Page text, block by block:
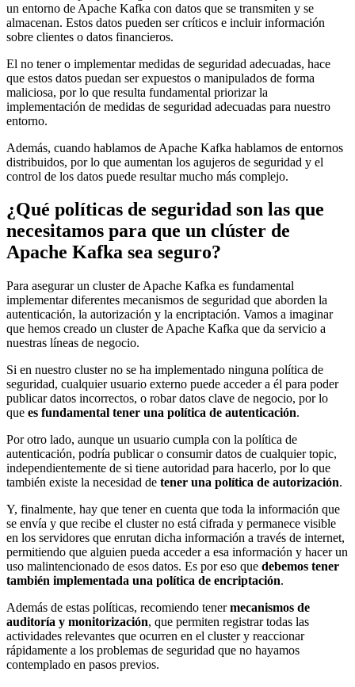
un entorno de Apache Kafka con datos que se transmiten y se
almacenan. Estos datos pueden ser críticos e incluir información
sobre clientes o datos financieros.
El no tener o implementar medidas de seguridad adecuadas, hace
que estos datos puedan ser expuestos o manipulados de forma
maliciosa, por lo que resulta fundamental priorizar la
implementación de medidas de seguridad adecuadas para nuestro
entorno.
Además, cuando hablamos de Apache Kafka hablamos de entornos
distribuidos, por lo que aumentan los agujeros de seguridad y el
control de los datos puede resultar mucho más complejo.
¿Qué políticas de seguridad son las que
necesitamos para que un clúster de
Apache Kafka sea seguro?
Para asegurar un cluster de Apache Kafka es fundamental
implementar diferentes mecanismos de seguridad que aborden la
autenticación, la autorización y la encriptación. Vamos a imaginar
que hemos creado un cluster de Apache Kafka que da servicio a
nuestras líneas de negocio.
Si en nuestro cluster no se ha implementado ninguna política de
seguridad, cualquier usuario externo puede acceder a él para poder
publicar datos incorrectos, o robar datos clave de negocio, por lo
que es fundamental tener una política de autenticación.
Por otro lado, aunque un usuario cumpla con la política de
autenticación, podría publicar o consumir datos de cualquier topic,
independientemente de si tiene autoridad para hacerlo, por lo que
también existe la necesidad de tener una política de autorización.
Y, finalmente, hay que tener en cuenta que toda la información que
se envía y que recibe el cluster no está cifrada y permanece visible
en los servidores que enrutan dicha información a través de internet,
permitiendo que alguien pueda acceder a esa información y hacer un
uso malintencionado de esos datos. Es por eso que debemos tener
también implementada una política de encriptación.
Además de estas políticas, recomiendo tenermecanismos de
auditoría y monitorización, que permiten registrar todas las
actividades relevantes que ocurren en el cluster y reaccionar
rápidamente a los problemas de seguridad que no hayamos
contemplado en pasos previos.